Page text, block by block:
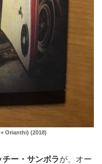
Orianthi) (2018)
チー・サンボラが、オー